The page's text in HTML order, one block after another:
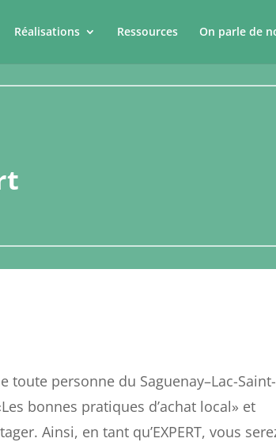
Réalisations Ressources On parle de
toute personne du Saguenay–Lac-Saint-
bonnes pratiques d’achat local» et
Ainsi, en tant qu’EXPERT, vous